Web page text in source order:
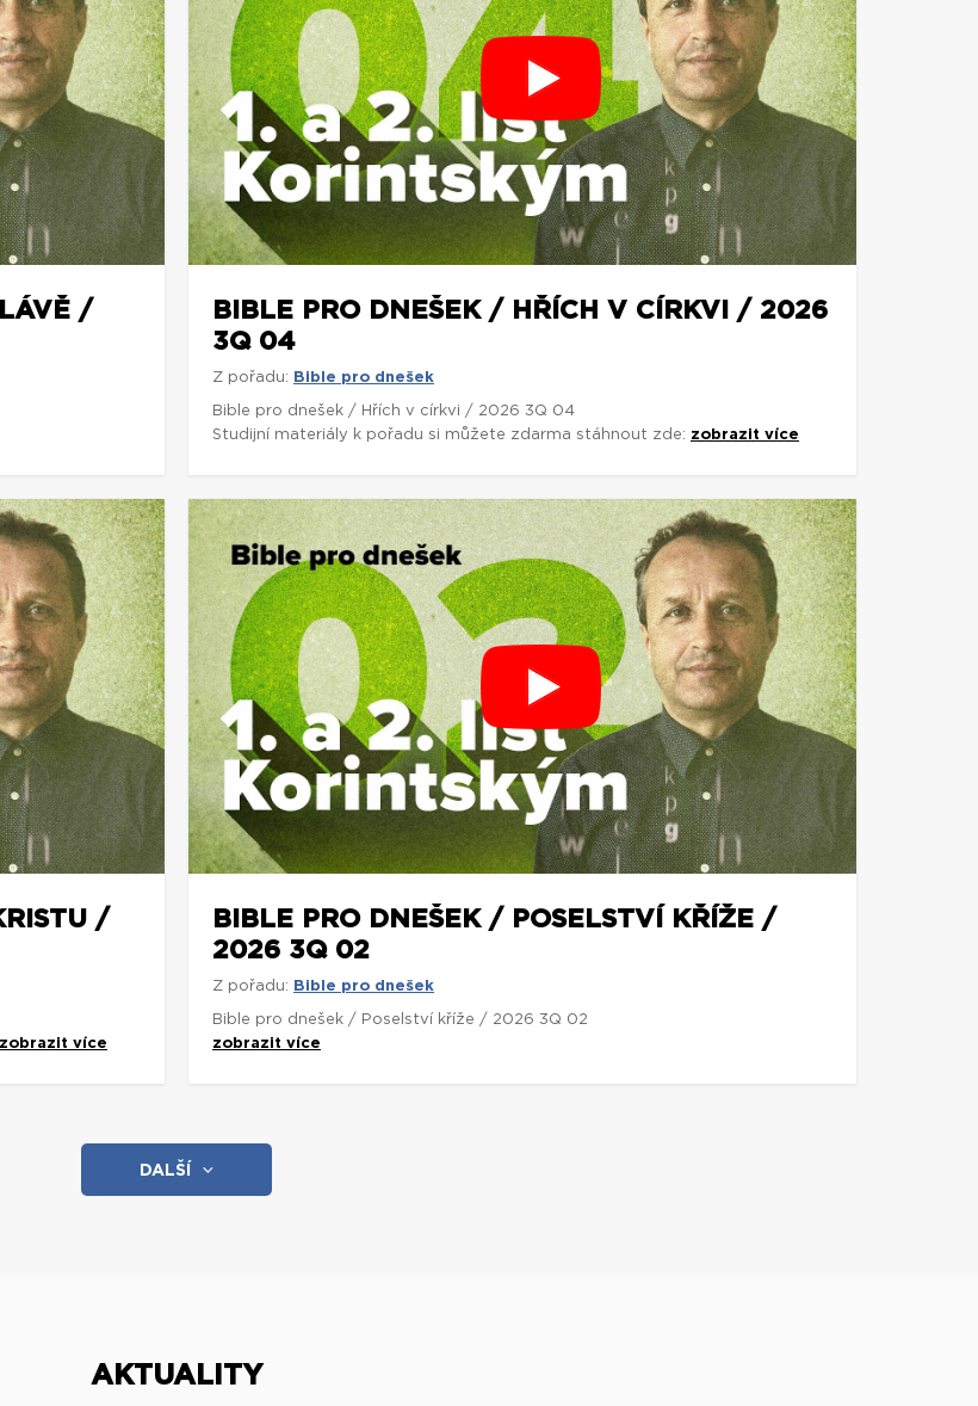
/
BIBLE PRO DNEŠEK / HŘÍCH V CÍRKVI / 2026
3Q 04
Z pořadu: Bible pro dnešek
Bible pro dnešek / Hřích v církvi / 2026 3Q 04
Studijní materiály k pořadu si můžete zdarma stáhnout zde: zobrazit více
/
zobrazit více
BIBLE PRO DNEŠEK / POSELSTVÍ KŘÍŽE /
2026 3Q 02
Z pořadu: Bible pro dnešek
Bible pro dnešek / Poselství kříže / 2026 3Q 02
zobrazit více
DALŠÍ
AKTUALITY